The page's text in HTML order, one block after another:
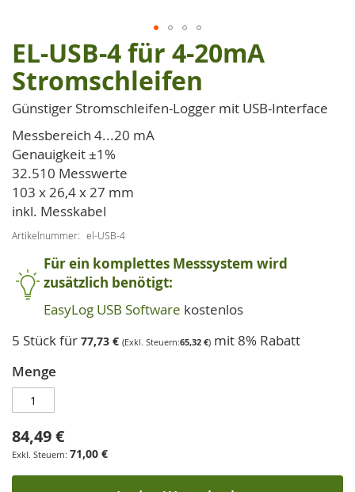
Zum
Anfang
der
Bildgalerie
EL-USB-4 für 4-20mA
Stromschleifen
Günstiger Stromschleifen-Logger mit USB-Interface
Messbereich 4...20 mA
Genauigkeit ±1%
32.510 Messwerte
103 x 26,4 x 27 mm
inkl. Messkabel
Artikelnummer el-USB-4
Für ein komplettes Messsystem wird
zusätzlich benötigt:
EasyLog USB Software kostenlos
5 Stück für 77,73 € 65,32 € mit 8% Rabatt
Menge
84,49 €
71,00 €